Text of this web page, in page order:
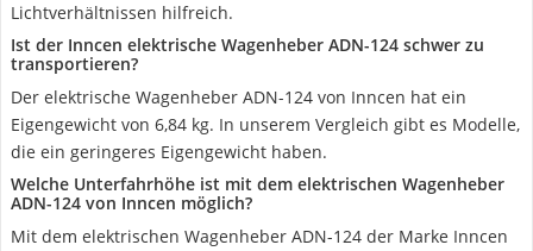
Lichtverhältnissen hilfreich.
Ist der Inncen elektrische Wagenheber ADN-124 schwer zu
transportieren?
Der elektrische Wagenheber ADN-124 von Inncen hat ein
Eigengewicht von 6,84 kg. In unserem Vergleich gibt es Modelle,
die ein geringeres Eigengewicht haben.
Welche Unterfahrhöhe ist mit dem elektrischen Wagenheber
ADN-124 von Inncen möglich?
Mit dem elektrischen Wagenheber ADN-124 der Marke Inncen